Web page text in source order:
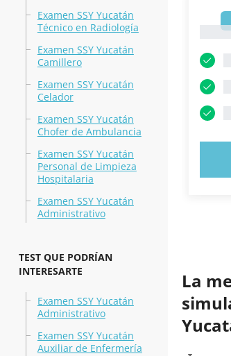
Examen SSY Yucatán
Técnico en Radiología
Examen SSY Yucatán
Camillero
Examen SSY Yucatán
Celador
Examen SSY Yucatán
Chofer de Ambulancia
Examen SSY Yucatán
Personal de Limpieza
Hospitalaria
Examen SSY Yucatán
Administrativo
TEST QUE PODRÍAN
INTERESARTE
Examen SSY Yucatán
Administrativo
Examen SSY Yucatán
Auxiliar de Enfermería
La